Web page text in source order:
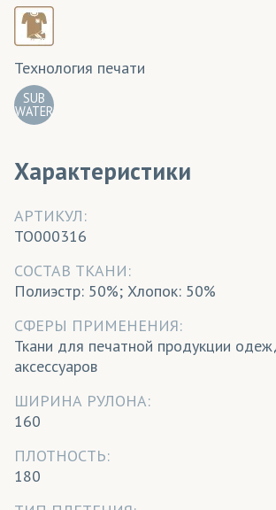
Технология печати
SUB
WATER
Характеристики
АРТИКУЛ:
TO000316
CОСТАВ ТКАНИ:
Полиэстр: 50%; Хлопок: 50%
СФЕРЫ ПРИМЕНЕНИЯ:
Ткани для печатной продукции
аксессуаров
ШИРИНА РУЛОНА:
160
ПЛОТНОСТЬ:
180